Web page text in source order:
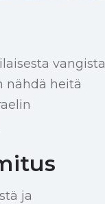
vangista
nähdä heitä
ja